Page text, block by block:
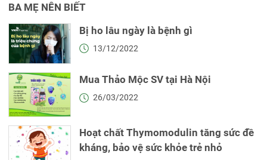
BA MẸ NÊN BIẾT
Bị ho lâu ngày là bệnh gì
13/12/2022
Mua Thảo Mộc SV tại Hà Nội
26/03/2022
Hoạt chất Thymomodulin tăng sức đề
kháng, bảo vệ sức khỏe trẻ nhỏ